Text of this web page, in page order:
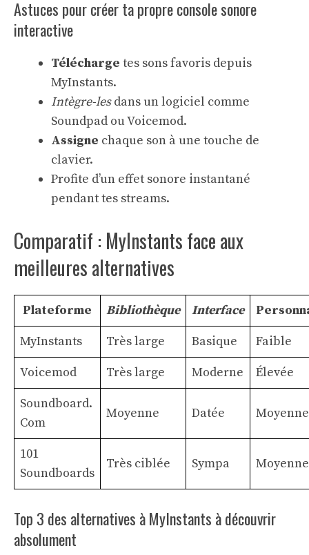
Astuces pour créer ta propre console sonore
interactive
Télécharge tes sons favoris depuis
MyInstants.
Intègre-lesdans un logiciel comme
Soundpad ou Voicemod.
Assigne chaque son à une touche de
clavier.
Profite d’un effet sonore instantané
pendant tes streams.
Comparatif : MyInstants face aux
meilleures alternatives
Plateforme Bibliothèque Interface
MyInstants
Très large Basique
Faible
Voicemod
Très large Moderne
Élevée
Soundboard.
Com
Moyenne Datée Moyenne
101
Soundboards
Très ciblée Sympa Moyenne
Top 3 des alternatives à MyInstants à découvrir
absolument